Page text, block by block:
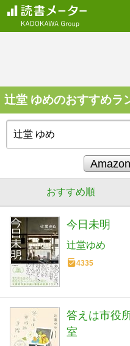
辻堂 ゆめのおすすめラ
おすすめ順
今日未明
辻堂ゆめ
4335
答えは市役
室